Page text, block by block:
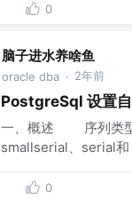
0
脑子进水养啥鱼
oracle dba · 2年前
PostgreSql 设置
一、概述 序列类型
smallserial、serial和
0